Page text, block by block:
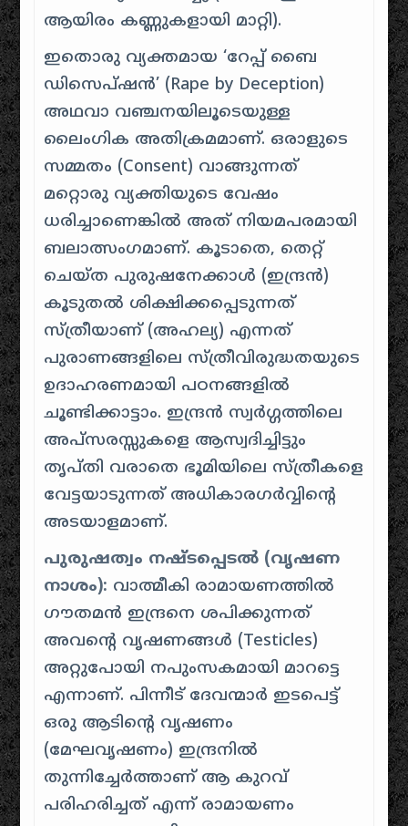
ആയിരം കണ്ണുകളായി മാറ്റി).
ഇതൊരു വ്യക്തമായ ‘റേപ്പ് ബൈ
ഡിസെപ്ഷൻ’ (Rape by Deception)
അഥവാ വഞ്ചനയിലൂടെയുള്ള
ലൈംഗിക അതിക്രമമാണ്. ഒരാളുടെ
സമ്മതം (Consent) വാങ്ങുന്നത്
മറ്റൊരു വ്യക്തിയുടെ വേഷം
ധരിച്ചാണെങ്കിൽ അത് നിയമപരമായി
ബലാത്സംഗമാണ്. കൂടാതെ, തെറ്റ്
ചെയ്ത പുരുഷനേക്കാൾ (ഇന്ദ്രൻ)
കൂടുതൽ ശിക്ഷിക്കപ്പെടുന്നത്
സ്ത്രീയാണ് (അഹല്യ) എന്നത്
പുരാണങ്ങളിലെ സ്ത്രീവിരുദ്ധതയുടെ
ഉദാഹരണമായി പഠനങ്ങളിൽ
ചൂണ്ടിക്കാട്ടാം. ഇന്ദ്രൻ സ്വർഗ്ഗത്തിലെ
അപ്സരസ്സുകളെ ആസ്വദിച്ചിട്ടും
തൃപ്തി വരാതെ ഭൂമിയിലെ സ്ത്രീകളെ
വേട്ടയാടുന്നത് അധികാരഗർവ്വിന്റെ
അടയാളമാണ്.
പുരുഷത്വം നഷ്ടപ്പെടൽ (വൃഷണ
നാശം): വാത്മീകി രാമായണത്തിൽ
ഗൗതമൻ ഇന്ദ്രനെ ശപിക്കുന്നത്
അവന്റെ വൃഷണങ്ങൾ (Testicles)
അറ്റുപോയി നപുംസകമായി മാറട്ടെ
എന്നാണ്. പിന്നീട് ദേവന്മാർ ഇടപെട്ട്
ഒരു ആടിന്റെ വൃഷണം
(മേഘവൃഷണം) ഇന്ദ്രനിൽ
തുന്നിച്ചേർത്താണ് ആ കുറവ്
പരിഹരിച്ചത് എന്ന് രാമായണം